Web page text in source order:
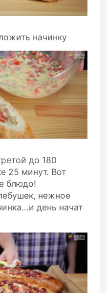
начинку
до 180
25 минут. Вот
блюдо!
нежное
день начат